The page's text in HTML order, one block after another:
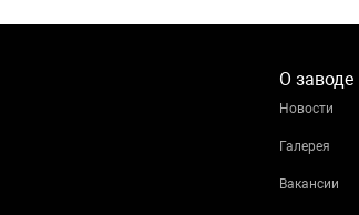
О заводе
Новости
Галерея
Вакансии